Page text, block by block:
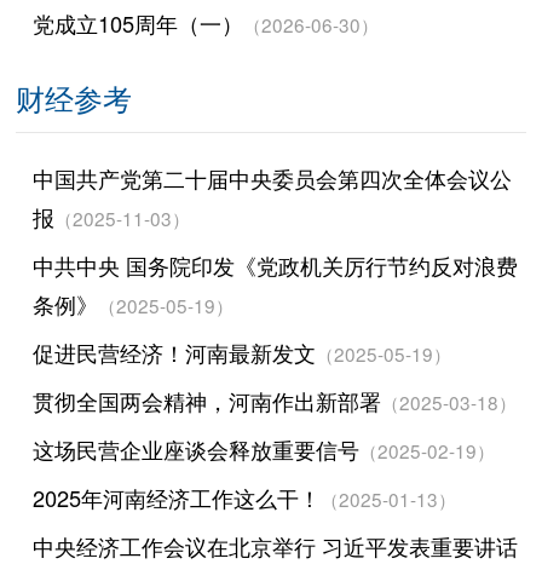
党成立105周年（一）
（2026-06-30）
财经参考
中国共产党第二十届中央委员会第四次全体会议公
报 （2025-11-03）
中共中央 国务院印发《党政机关厉行节约反对浪费
条例》
（2025-05-19）
促进民营经济！河南最新发文 （2025-05-19）
贯彻全国两会精神，河南作出新部署（2025-03-18）
这场民营企业座谈会释放重要信号（2025-02-19）
2025年河南经济工作这么干！ （2025-01-13）
中央经济工作会议在北京举行 习近平发表重要讲话